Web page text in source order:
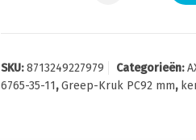
SKU:8713249227979 Categorieën:
6765-35-11,Greep-Kruk PC92 mm,